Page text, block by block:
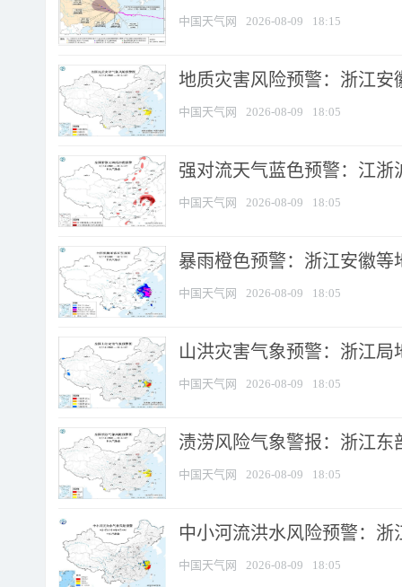
中国天气网 2026-08-09 18:15
地质灾害风险预警：浙江安
中国天气网 2026-08-09 18:05
强对流天气蓝色预警：江浙
中国天气网 2026-08-09 18:05
暴雨橙色预警：浙江安徽等
中国天气网 2026-08-09 18:05
山洪灾害气象预警：浙江
中国天气网 2026-08-09 18:05
渍涝风险气象警报：浙江
中国天气网 2026-08-09 18:05
中小河流洪水风险预警：
中国天气网 2026-08-09 18:05